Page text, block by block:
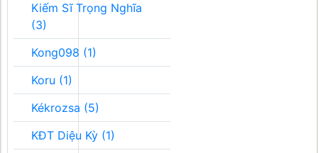
Kiếm Sĩ Trọng Nghĩa
(3)
Kong098 (1)
Koru (1)
Kékrozsa (5)
KĐT Diệu Kỳ (1)